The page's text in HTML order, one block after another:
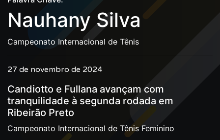
Nauhany Silva
Campeonato Internacional de Tênis
27 de novembro de 2024
Candiotto e Fullana avançam com
tranquilidade à segunda rodada em
Ribeirão Preto
Campeonato Internacional de Tênis Feminino